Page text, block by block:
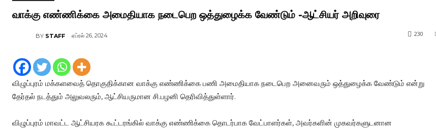
வாக்கு எண்ணிக்கை அமைதியாக நடைபெற ஒத்துழைக்க வேண்டும் -ஆட்சியர் அறிவுரை
BY STAFF ஏப்ரல் 26, 2024 230
விழுப்புரம் மக்களவைத் தொகுதிக்கான வாக்கு எண்ணிக்கை பணி அமைதியாக நடைபெற அனைவரும் ஒத்துழைக்க வேண்டும் என்று
தேர்தல் நடத்தும் அலுவலரும், ஆட்சியருமான சி.பழனி தெரிவித்துள்ளார்.
விழுப்புரம் மாவட்ட ஆட்சியரக கூட்டரங்கில் வாக்கு எண்ணிக்கை தொடர்பாக வேட்பாளர்கள், அவர்களின் முகவர்களுடனான